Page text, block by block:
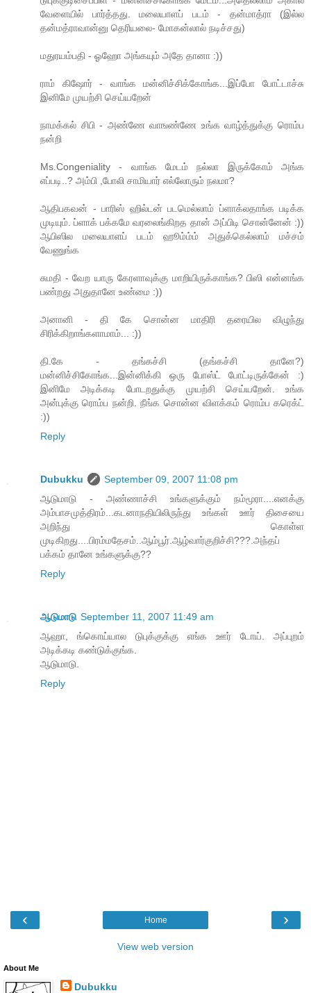
வேளையில் பார்த்தது. மலையாளப் படம் - தன்மாத்ரா (இல்ல
தன்மத்ராவான்னு தெரியலை- மோகன்லால் நடிச்சது)
மதுரயம்பதி - ஓஹோ அங்கயும் அதே தானா :))
ராம் கிஷோர் - வாங்க மன்னிச்சிக்கோங்க...இப்போ போட்டாச்சு
இனிமே முயற்சி செய்யறேன்
நாமக்கல் சிபி - அண்ணே வாஙண்ணே உங்க வாழ்த்துக்கு ரொம்ப
நன்றி
Ms.Congeniality - வாங்க மேடம் நல்லா இருக்கோம் அங்க
எப்படி..? அம்பி ,போலி சாமியார் எல்லோரும் நலமா?
ஆதிபகவன் - பாரிஸ் ஹில்டன் படமெல்லாம் ப்ளாக்லதாங்க படிக்க
முடியும். ப்ளாக் பக்கமே வரலைங்கிறத தான் அப்பிடி சொன்னேன் :))
ஆபிஸில மலையாளப் படம் ஹூம்ம்ம் அதுக்கெல்லாம் மச்சம்
வேணுங்க
சுமதி - வேற யாரு கேரளாவுக்கு மாறியிருக்காங்க? பிஸி என்னங்க
பண்றது அதுதானே உண்மை :))
அனானி - தி கே சொன்ன மாதிரி தரையில விழுந்து
சிரிக்கிறாங்களாமாம்... :))
தி.கே - தங்கச்சி (தங்கச்சி தானே?)
மன்னிச்சிகோங்க...இன்னிக்கி ஒரு போஸ்ட் போட்டிருக்கேன் :)
இனிமே அடிக்கடி போடறதுக்கு முயற்சி செய்யறேன். உங்க
அன்புக்கு ரொம்ப நன்றி. நீங்க சொன்ன விளக்கம் ரொம்ப கரெக்ட்
:))
Reply
Dubukku
September 09, 2007 11:08 pm
ஆடுமாடு - அண்ணாச்சி உங்களுக்கும் நம்மூரா....எனக்கு
அம்பாசமுத்திரம்...கடனாநதியிலிருந்து உங்கள் ஊர் திசையை
அறிந்து கொள்ள
முடிகிறது....பிரம்மதேசம்..ஆம்பூர்.ஆழ்வார்குறிச்சி???.அந்தப்
பக்கம் தானே உங்களுக்கு??
Reply
ஆடுமாடு September 11, 2007 11:49 am
ஆஹா, ங்கொய்யால டுபுக்குக்கு எங்க ஊர் டோய். அப்புறம்
அடிக்கடி கண்டுக்குங்க.
ஆடுமாடு.
Reply
‹ ›
Home
View web version
About Me
Dubukku